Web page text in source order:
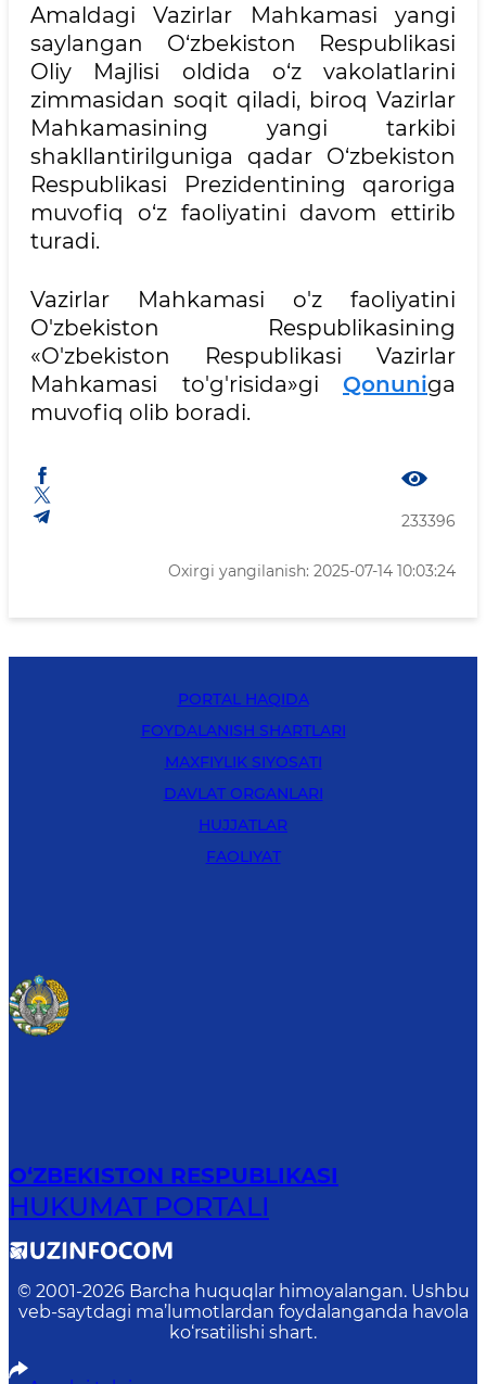
Amaldagi Vazirlar Mahkamasi yangi
saylangan O‘zbekiston Respublikasi
Oliy Majlisi oldida o‘z vakolatlarini
zimmasidan soqit qiladi, biroq Vazirlar
Mahkamasining yangi tarkibi
shakllantirilguniga qadar O‘zbekiston
Respublikasi Prezidentining qaroriga
muvofiq o‘z faoliyatini davom ettirib
turadi.
Vazirlar Mahkamasi o'z faoliyatini
O'zbekiston Respublikasining
«O'zbekiston Respublikasi Vazirlar
Mahkamasi to'g'risida»gi Qonuniga
muvofiq olib boradi.
233396
Oxirgi yangilanish: 2025-07-14 10:03:24
PORTAL HAQIDA
FOYDALANISH SHARTLARI
MAXFIYLIK SIYOSATI
DAVLAT ORGANLARI
HUJJATLAR
FAOLIYAT
O‘ZBEKISTON RESPUBLIKASI
HUKUMAT PORTALI
© 2001-2026 Barcha huquqlar himoyalangan. Ushbu
veb-saytdagi ma’lumotlardan foydalanganda havola
ko‘rsatilishi shart.